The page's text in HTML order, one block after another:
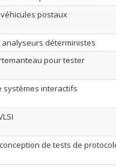
postaux
déterministes
pour tester
systèmes interactifs
de tests de